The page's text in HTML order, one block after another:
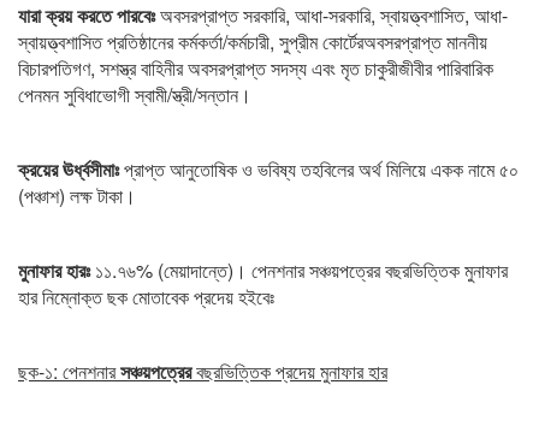
যারা ক্রয় করতে পারবেঃঅবসরপ্রাপ্ত সরকারি, আধা-সরকারি, স্বায়ত্ত্বশাসিত, আধা-
স্বায়ত্ত্বশাসিত প্রতিষ্ঠানের কর্মকর্তা/কর্মচারী, সুপ্রীম কোর্টেরঅবসরপ্রাপ্ত মাননীয়
বিচারপতিগণ, সশস্ত্র বাহিনীর অবসরপ্রাপ্ত সদস্য এবং মৃত চাকুরীজীবীর পারিবারিক
পেনমন সুবিধাভোগী স্বামী/স্ত্রী/সন্তান।
ক্রয়ের ঊর্ধ্বসীমাঃপ্রাপ্ত আনুতোষিক ও ভবিষ্য তহবিলের অর্থ মিলিয়ে একক নামে ৫০
(পঞ্চাশ) লক্ষ টাকা।
মুনাফার হারঃ১১.৭৬% (মেয়াদান্তে)। পেনশনার সঞ্চয়পত্রের বছরভিত্তিক মুনাফার
হার নিম্নোক্ত ছক মোতাবেক প্রদেয় হইবেঃ
ছক-১: পেনশনারসঞ্চয়পত্রেরবছরভিত্তিক প্রদেয় মুনাফার হার